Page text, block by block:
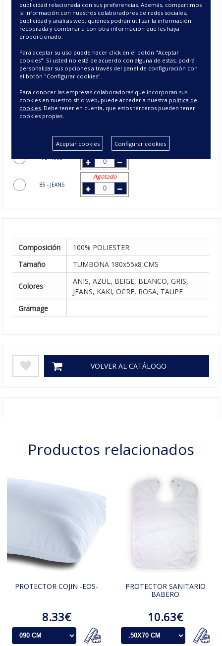
15 - BEIGE
17 - OCRE
26 - GRIS
50 - ANIS
76 - KAKI
85 - JEANS
Agotado
Agotado
Agotado
Agotado
Agotado
Composición
100% POLIESTER
Tamaño
TUMBONA 180x55x8 CMS
Colores
ANIS, AZUL, BEIGE, BLANCO, GRIS,
JEANS, KAKI, OCRE, ROSA, TAUPE
Gramage
VOLVER AL CATÁLOGO
Productos relacionados
PROTECTOR COJIN -EOS-
8.33€
PROTECTOR SANITARIO
BABERO
10.63€
publicidad relacionada con sus preferencias. Además, compartimos
la información con nuestros colaboradores de redes sociales,
publicidad y análisis web, quienes podrán utilizar la información
recopilada y combinarla con otra información que les haya
proporcionado.
Para aceptar su uso puede hacer click en el botón "Aceptar
cookies". Si usted no está de acuerdo con alguna de estas, podrá
personalizar sus opciones a través del panel de configuración con
el botón "Configurar cookies".
Para conocer las empresas colaboradoras que incorporan sus
cookies en nuestro sitio web, puede acceder a nuestra política de
cookies. Debe tener en cuenta, que estos terceros pueden tener
cookies propias.
Aceptar cookies Configurar cookies